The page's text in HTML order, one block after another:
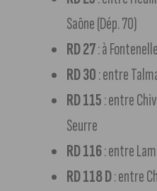
Saône (Dép. 70)
RD 27: à Fontenelle
RD 30: entre
RD 115: entre
Seurre
RD 116: entre
RD 118 D: entre